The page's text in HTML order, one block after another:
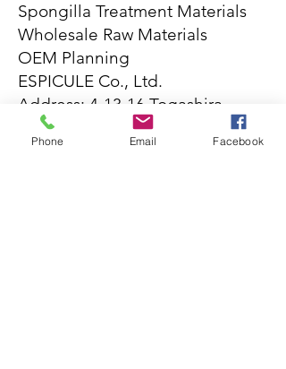
Spongilla Treatment Materials
Wholesale Raw Materials
OEM Planning
ESPICULE Co., Ltd.
Address: 4-13-16 Togashira,
Toride City, Ibaraki Prefecture
Phone Number:03-6555-4505
Phone Email Facebook